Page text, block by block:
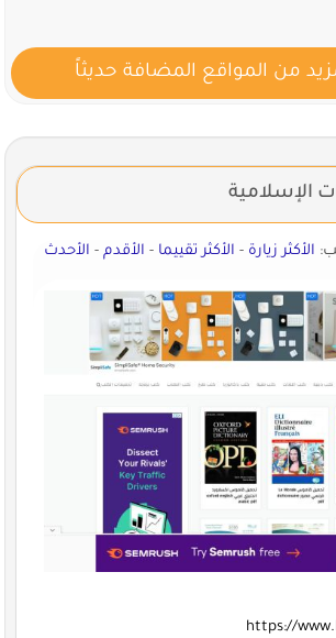
من المواقع المضافة حديثاً
الإسلامية
الأكثر زيارة-الأكثر تقييما-الأقدم-الأحدث
https://